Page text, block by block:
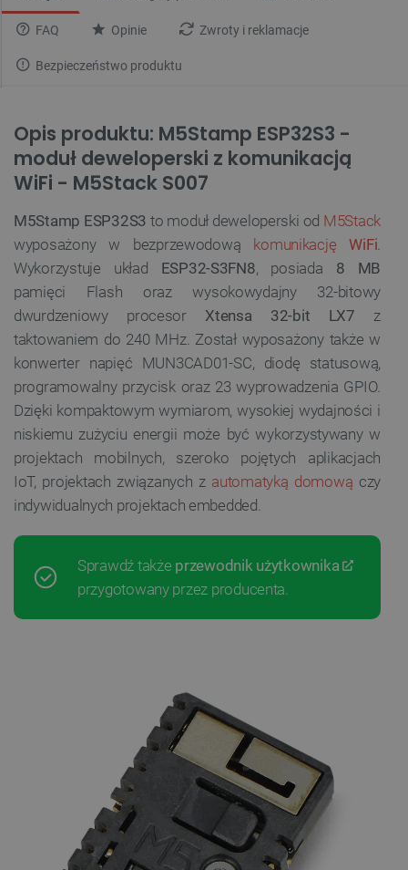
FAQ Opinie Zwroty i reklamacje
Bezpieczeństwo produktu
Opis produktu: M5Stamp ESP32S3 -
moduł deweloperski z komunikacją
WiFi - M5Stack S007
M5Stamp ESP32S3 to moduł deweloperski od M5Stack
wyposażony w bezprzewodową komunikację WiFi.
Wykorzystuje układ ESP32-S3FN8, posiada 8 MB
pamięci Flash oraz wysokowydajny 32-bitowy
dwurdzeniowy procesor Xtensa 32-bit LX7 z
taktowaniem do 240 MHz. Został wyposażony także w
konwerter napięć MUN3CAD01-SC, diodę statusową,
programowalny przycisk oraz 23 wyprowadzenia GPIO.
Dzięki kompaktowym wymiarom, wysokiej wydajności i
niskiemu zużyciu energii może być wykorzystywany w
projektach mobilnych, szeroko pojętych aplikacjach
IoT, projektach związanych z automatyką domową czy
indywidualnych projektach embedded.
Sprawdź także przewodnik użytkownika
przygotowany przez producenta.